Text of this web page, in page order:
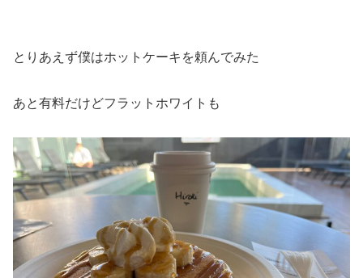
とりあえず僕はホットケーキを頼んでみた
あと有料だけどフラットホワイトも